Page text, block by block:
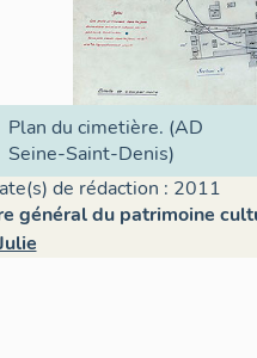
Plan du cimetière. (AD
Seine-Saint-Denis)
de rédaction : 2011
général du patrimoine